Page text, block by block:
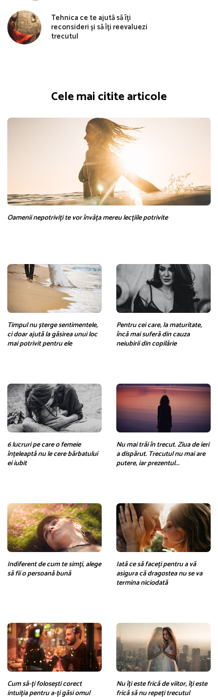
Tehnica ce te ajută să îți
reconsideri și să îți reevaluezi
trecutul
Cele mai citite articole
Oamenii nepotriviți te vor învăța mereu lecțiile potrivite
Timpul nu șterge sentimentele,
ci doar ajută la găsirea unui loc
mai potrivit pentru ele
Pentru cei care, la maturitate,
încă mai suferă din cauza
neiubirii din copilărie
6 lucruri pe care o femeie
înțeleaptă nu le cere bărbatului
ei iubit
Nu mai trăi în trecut. Ziua de ieri
a dispărut. Trecutul nu mai are
putere, iar prezentul...
Indiferent de cum te simți, alege
să fii o persoană bună
Iată ce să faceți pentru a vă
asigura că dragostea nu se va
termina niciodată
Cum să-ți folosești corect
intuiția pentru a-ți găsi omul
Nu îți este frică de viitor, îți este
frică să nu repeți trecutul